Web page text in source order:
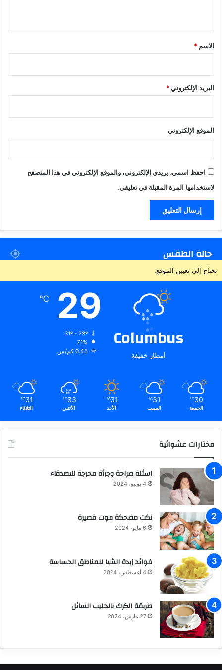
*
الاسم *
البريد الإلكتروني*
الموقع الإلكتروني
احفظ اسمي، بريدي الإلكتروني، والموقع الإلكتروني في هذا المتصفح
لاستخدامها المرة المقبلة في تعليقي.
حالة الطقس
تحتاج إلى تعيين الموقع.
Columbus
أمطار خفيفة
29
℃
71%
0.45 كم/س
30
℃
الجمعة
31
℃
السبت
31
℃
الأحد
33
℃
الأثنين
31
℃
الثلاثاء
مختارات عشوائية
اسئلة صراحة وجرأة محرجة للاصدقاء
4 يونيو، 2024
نكت مضحكة موت قصيرة
6 مايو، 2024
فوائد زبدة الشيا للمناطق الحساسة
4 أغسطس، 2024
طريقة الكرك بالحليب السائل
27 مارس، 2024